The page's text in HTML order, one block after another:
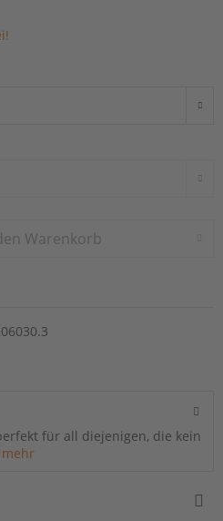
Warenkorb
für all diejenigen, die kein
mehr